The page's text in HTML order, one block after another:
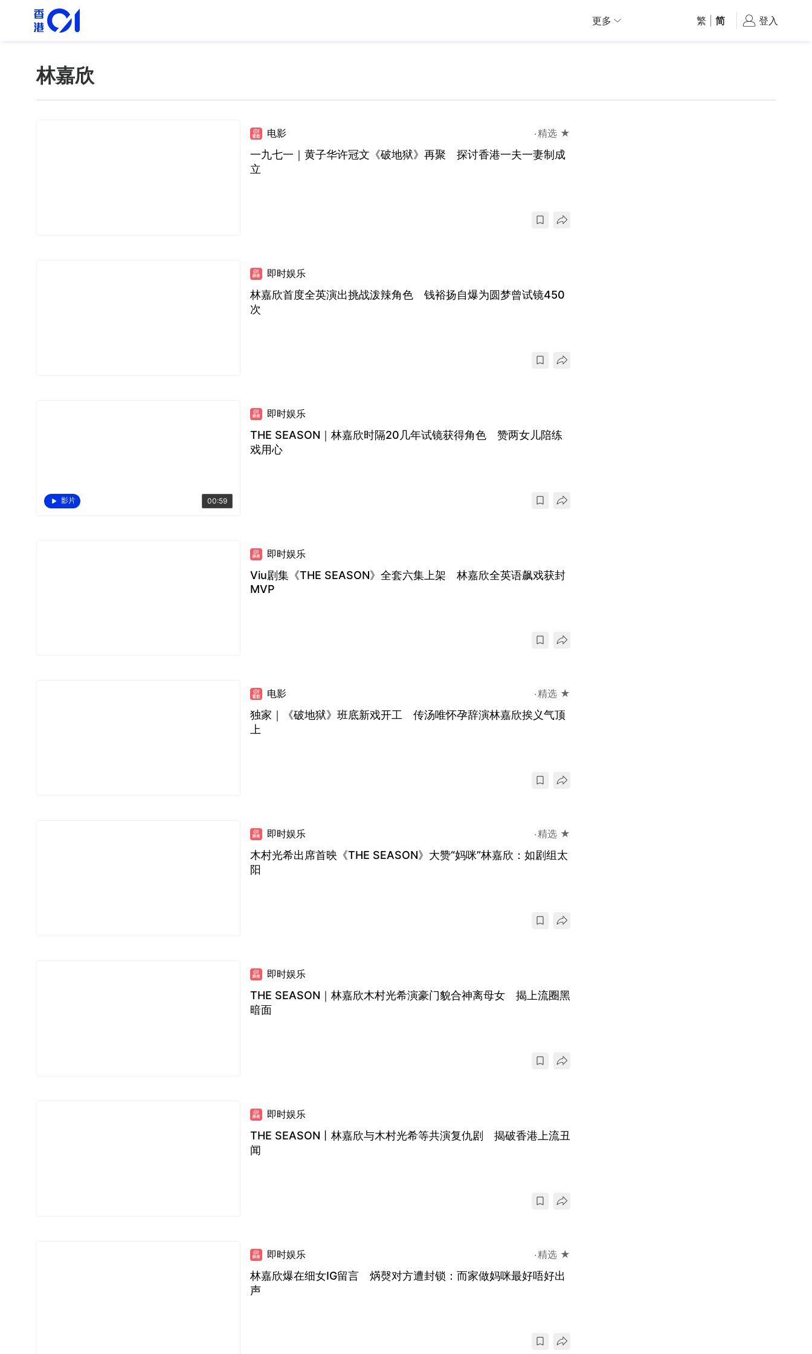
更多 繁 简 登入
林嘉欣
电影 精选 ★
一九七一｜黄子华许冠文《破地狱》再聚 探讨香港一夫一妻制成
立
即时娱乐
林嘉欣首度全英演出挑战泼辣角色 钱裕扬自爆为圆梦曾试镜450
次
影片 00:59
即时娱乐
THE SEASON｜林嘉欣时隔20几年试镜获得角色 赞两女儿陪练
戏用心
即时娱乐
Viu剧集《THE SEASON》全套六集上架 林嘉欣全英语飙戏获封
MVP
电影 精选 ★
独家｜《破地狱》班底新戏开工 传汤唯怀孕辞演林嘉欣挨义气顶
上
即时娱乐 精选 ★
木村光希出席首映《THE SEASON》大赞“妈咪”林嘉欣：如剧组太
阳
即时娱乐
THE SEASON｜林嘉欣木村光希演豪门貌合神离母女 揭上流圈黑
暗面
即时娱乐
THE SEASON丨林嘉欣与木村光希等共演复仇剧 揭破香港上流丑
闻
即时娱乐 精选 ★
林嘉欣爆在细女IG留言 焫㷫对方遭封锁：而家做妈咪最好唔好出
声